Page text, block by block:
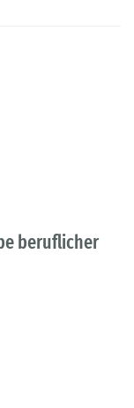
beruflicher